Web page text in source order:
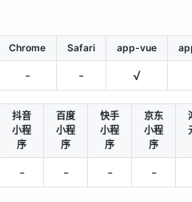
Chrome Safari app-vue
- - √
抖音
小程
序
百度
小程
序
快手
小程
序
京东
小程
序
- - - -